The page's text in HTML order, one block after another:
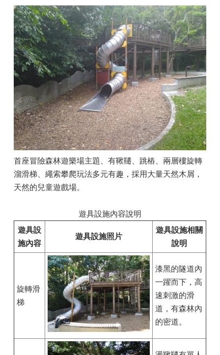
首座冒險森林遊樂場主題、有鞦韆、跳樁、兩層樓旋轉
溜滑梯、繩索攀爬玩法多元有趣，採用大量天然木屑，
天然的兒童遊戲場。
遊具設施內容說明
遊具設
施內容
遊具設施照片
遊具設施相關
說明
旋轉滑
梯
漆黑的隧道內
一躍而下，高
速刺激的滑
道，有森林內
的密道。